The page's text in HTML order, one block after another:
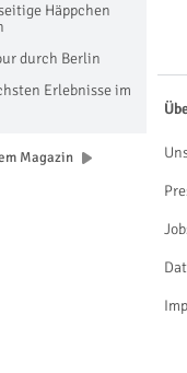
Häppchen
durch Berlin
Erlebnisse im
Magazin